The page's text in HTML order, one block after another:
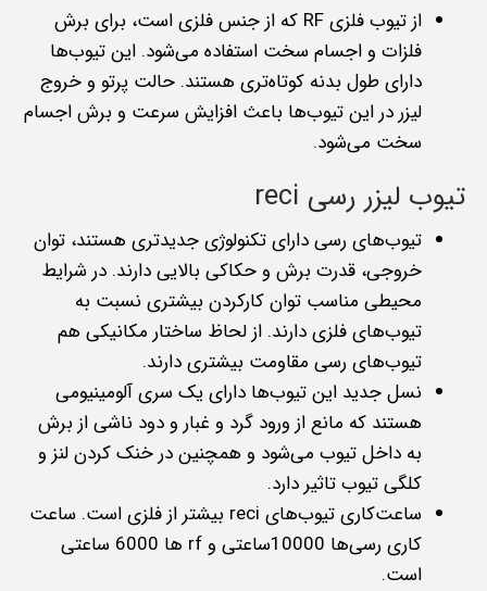
از تیوب فلزی RF که از جنس فلزی است، برای برش
فلزات و اجسام سخت استفاده می‌شود. این تیوب‌ها
دارای طول بدنه کوتاه‌تری هستند. حالت پرتو و خروج
لیزر در این تیوب‌ها باعث افزایش سرعت و برش اجسام
سخت می‌شود.
تیوب لیزر رسی reci
تیوب‌های رسی دارای تکنولوژی جدیدتری هستند، توان
خروجی، قدرت برش و حکاکی بالایی دارند. در شرایط
محیطی مناسب توان کارکردن بیشتری نسبت به
تیوب‌های فلزی دارند. از لحاظ ساختار مکانیکی هم
تیوب‌های رسی مقاومت بیشتری دارند.
نسل جدید این تیوب‌ها دارای یک سری آلومینیومی
هستند که مانع از ورود گرد و غبار و دود ناشی از برش
به داخل تیوب می‌شود و همچنین در خنک کردن لنز و
کلگی تیوب تاثیر دارد.
ساعت‌کاری تیوب‌های reci بیشتر از فلزی است. ساعت
کاری رسی‌ها 10000ساعتی و rf ها 6000 ساعتی
است.